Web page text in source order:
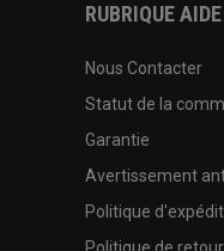
RUBRIQUE AIDE
Nous Contacter
Statut de la
Garantie
Avertissement
Politique